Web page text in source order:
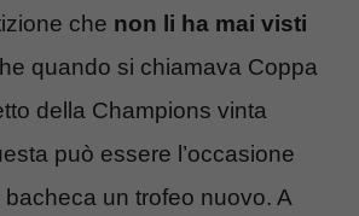
che non li ha mai visti
quando si chiamava Coppa
della Champions vinta
può essere l’occasione
bacheca un trofeo nuovo. A